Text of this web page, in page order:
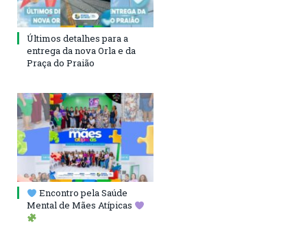
Últimos detalhes para a
entrega da nova Orla e da
Praça do Praião
Encontro pela Saúde
Mental de Mães Atípicas